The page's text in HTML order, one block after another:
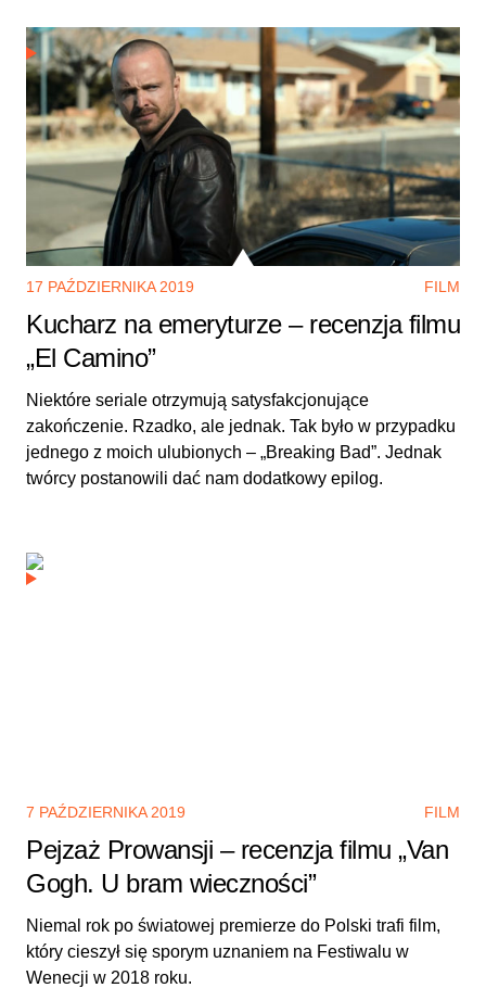
17 PAŹDZIERNIKA 2019 FILM
Kucharz na emeryturze – recenzja filmu
„El Camino”
Niektóre seriale otrzymują satysfakcjonujące
zakończenie. Rzadko, ale jednak. Tak było w przypadku
jednego z moich ulubionych – „Breaking Bad”. Jednak
twórcy postanowili dać nam dodatkowy epilog.
7 PAŹDZIERNIKA 2019 FILM
Pejzaż Prowansji – recenzja filmu „Van
Gogh. U bram wieczności”
Niemal rok po światowej premierze do Polski trafi film,
który cieszył się sporym uznaniem na Festiwalu w
Wenecji w 2018 roku.